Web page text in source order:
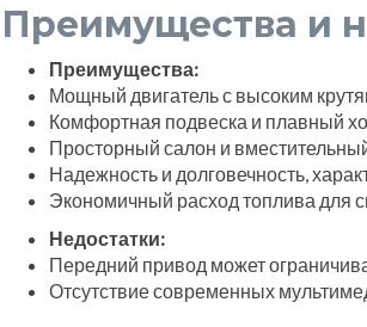
Преимущества и
Преимущества:
Мощный двигатель с высоким
Комфортная подвеска и плавный
Просторный салон и
Надежность и долговечность,
Экономичный расход топлива для
Недостатки:
Передний привод может
Отсутствие современных